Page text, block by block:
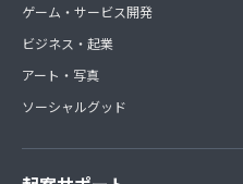
ゲーム・サービス開発
ビジネス・起業
アート・写真
ソーシャルグッド